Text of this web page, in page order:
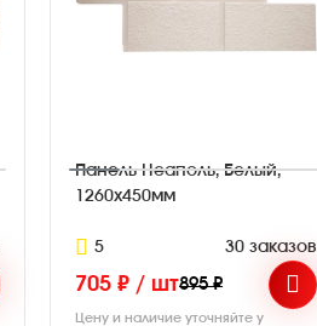
Панель Неаполь, Белый,
1260х450мм
5 30 заказов
705 ₽ / шт895 ₽
Цену и наличие уточняйте у